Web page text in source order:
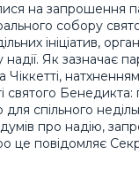
на запрошення
собору
ініціатив,
Як зазначає
Чіккетті,
святого Бенедикта:
для спільного
про надію,
це повідомляє